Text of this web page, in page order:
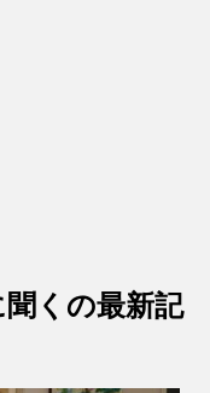
く の最新記